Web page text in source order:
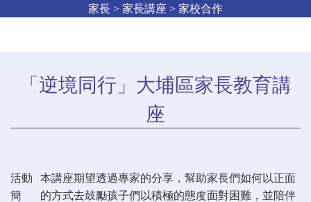
家長 > 家長講座 > 家校合作
「逆境同行」大埔區家長教育講
座
活動
簡
本講座期望透過專家的分享，幫助家長們如何以正面
的方式去鼓勵孩子們以積極的態度面對困難，並陪伴